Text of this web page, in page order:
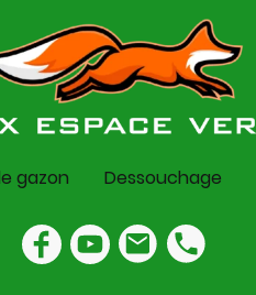
gazon Dessouchage